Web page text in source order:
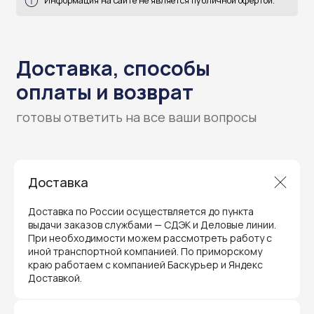
Доставка
Доставка по России осуществляется до пункта
выдачи заказов службами — СДЭК и Деловые линии.
При необходимости можем рассмотреть работу с
иной транспортной компанией. По приморскому
краю работаем с компанией Баскурьер и Яндекс
Доставкой.
Гарантия и поддержка
Мы предлагаем полный послепродажный
сервис для торгового оборудования,
видеонаблюдения и онлайн-касс. Все
ремонт и сервис